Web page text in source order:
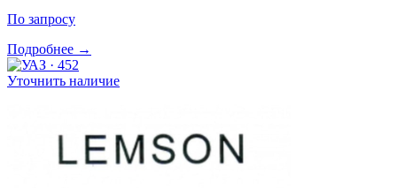
По запросу
Подробнее →
Уточнить наличие